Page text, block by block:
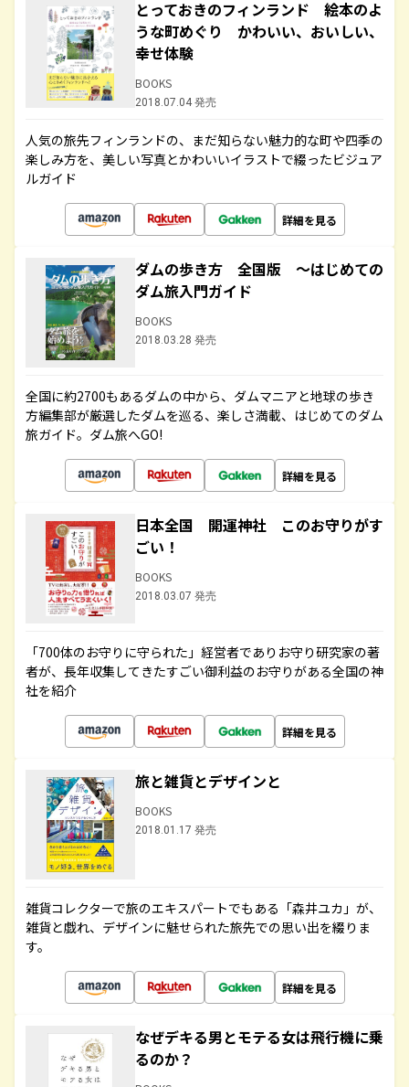
とっておきのフィンランド 絵本のよ
うな町めぐり かわいい、おいしい、
幸せ体験
BOOKS
2018.07.04 発売
人気の旅先フィンランドの、まだ知らない魅力的な町や四季の
楽しみ方を、美しい写真とかわいいイラストで綴ったビジュア
ルガイド
詳細を見る
ダムの歩き方 全国版 ～はじめての
ダム旅入門ガイド
BOOKS
2018.03.28 発売
全国に約2700もあるダムの中から、ダムマニアと地球の歩き
方編集部が厳選したダムを巡る、楽しさ満載、はじめてのダム
旅ガイド。ダム旅へGO!
詳細を見る
日本全国 開運神社 このお守りがす
ごい！
BOOKS
2018.03.07 発売
「700体のお守りに守られた」経営者でありお守り研究家の著
者が、長年収集してきたすごい御利益のお守りがある全国の神
社を紹介
詳細を見る
旅と雑貨とデザインと
BOOKS
2018.01.17 発売
雑貨コレクターで旅のエキスパートでもある「森井ユカ」が、
雑貨と戯れ、デザインに魅せられた旅先での思い出を綴りま
す。
詳細を見る
なぜデキる男とモテる女は飛行機に乗
るのか？